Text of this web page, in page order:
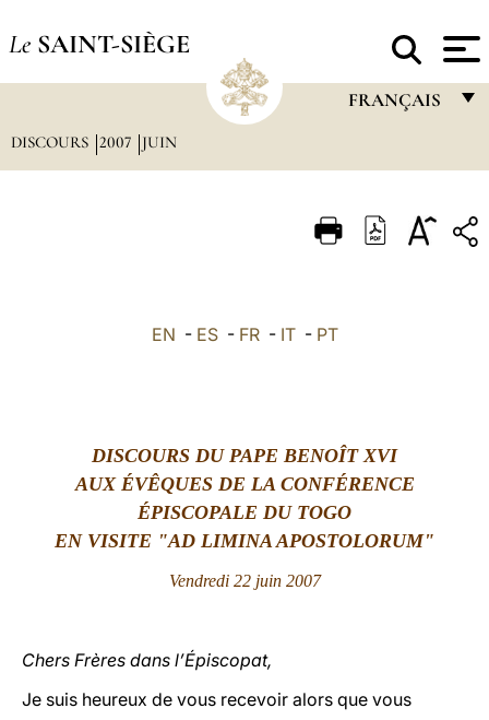
Le SAINT-SIÈGE
FRANÇAIS
ITALIANO
العربيّة
中文
LATINE
DISCOURS 2007 JUIN
EN - ES- FR- IT- PT
DISCOURS DU PAPE BENOÎT XVI
AUX ÉVÊQUES DE LA CONFÉRENCE
ÉPISCOPALE DU TOGO
EN VISITE "AD LIMINA APOSTOLORUM"
Vendredi 22 juin 2007
Chers Frères dans l’Épiscopat,
Je suis heureux de vous recevoir alors que vous